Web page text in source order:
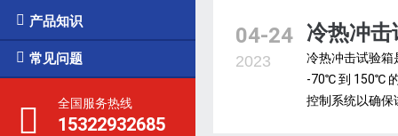
 产品知识
 常见问题
全国服务热线
15322932685
04-24
2023
冷热冲击
冷热冲击试验箱
-70℃ 到 150℃
控制系统以确保